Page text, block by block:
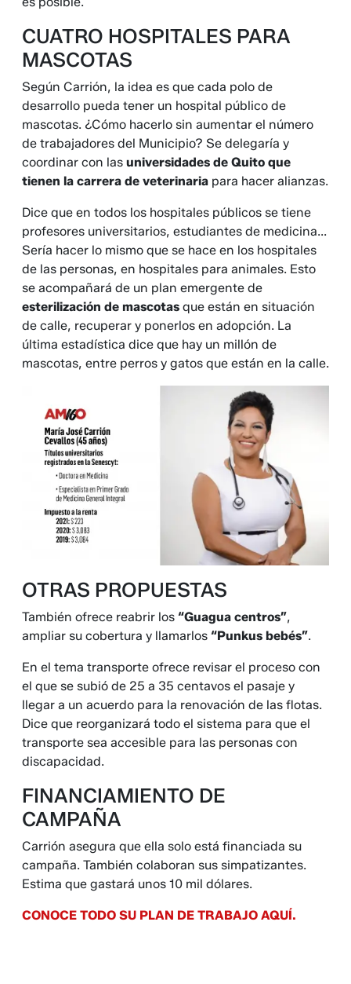
CUATRO HOSPITALES PARA
MASCOTAS
Según Carrión, la idea es que cada polo de
desarrollo pueda tener un hospital público de
mascotas. ¿Cómo hacerlo sin aumentar el número
de trabajadores del Municipio? Se delegaría y
coordinar con las universidades de Quito que
tienen la carrera de veterinaria para hacer alianzas.
Dice que en todos los hospitales públicos se tiene
profesores universitarios, estudiantes de medicina...
Sería hacer lo mismo que se hace en los hospitales
de las personas, en hospitales para animales. Esto
se acompañará de un plan emergente de
esterilización de mascotas que están en situación
de calle, recuperar y ponerlos en adopción. La
última estadística dice que hay un millón de
mascotas, entre perros y gatos que están en la calle.
OTRAS PROPUESTAS
También ofrece reabrir los “Guagua centros”,
ampliar su cobertura y llamarlos “Punkus bebés”.
En el tema transporte ofrece revisar el proceso con
el que se subió de 25 a 35 centavos el pasaje y
llegar a un acuerdo para la renovación de las flotas.
Dice que reorganizará todo el sistema para que el
transporte sea accesible para las personas con
discapacidad.
FINANCIAMIENTO DE
CAMPAÑA
Carrión asegura que ella solo está financiada su
campaña. También colaboran sus simpatizantes.
Estima que gastará unos 10 mil dólares.
CONOCE TODO SU PLAN DE TRABAJO AQUÍ.